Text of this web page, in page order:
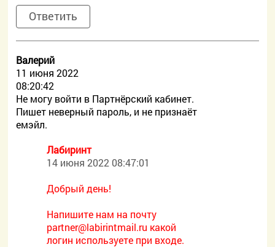
Ответить
Валерий
11 июня 2022
08:20:42
Не могу войти в Партнёрский кабинет.
Пишет неверный пароль, и не признаёт
емэйл.
Лабиринт
14 июня 2022 08:47:01
Добрый день!
Напишите нам на почту
partner@labirintmail.ru какой
логин используете при входе.